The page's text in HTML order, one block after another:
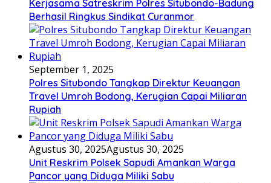
Kerjasama Satreskrim Polres Situbondo-Badung
Berhasil Ringkus Sindikat Curanmor
September 1, 2025
Polres Situbondo Tangkap Direktur Keuangan
Travel Umroh Bodong, Kerugian Capai Miliaran
Rupiah
Agustus 30, 2025Agustus 30, 2025
Unit Reskrim Polsek Sapudi Amankan Warga
Pancor yang Diduga Miliki Sabu